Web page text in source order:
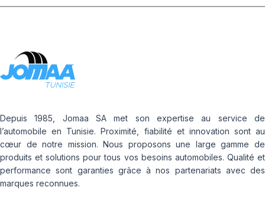
Depuis 1985, Jomaa SA met son expertise au service de
l’automobile en Tunisie. Proximité, fiabilité et innovation sont au
cœur de notre mission. Nous proposons une large gamme de
produits et solutions pour tous vos besoins automobiles. Qualité et
performance sont garanties grâce à nos partenariats avec des
marques reconnues.